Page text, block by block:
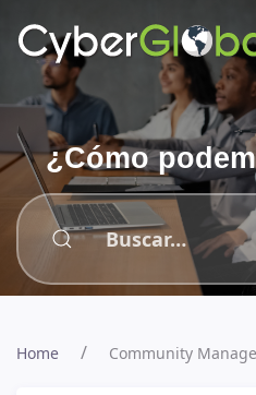
¿Cómo
Home Community